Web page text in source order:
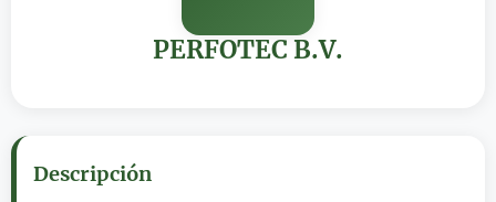
PERFOTEC B.V.
Descripción